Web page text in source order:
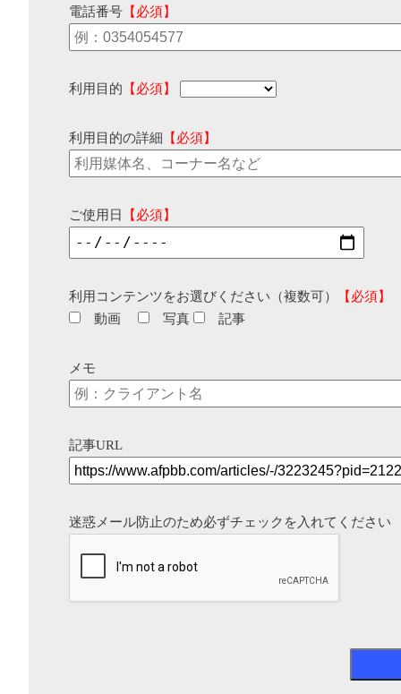
電話番号 【必須】
利用目的 【必須】
利用目的の詳細 【必須】
ご使用日 【必須】
利用コンテンツをお選びください（複数可）
【必須】
動画
写真 記事
メモ
記事URL
迷惑メール防止のため必ずチェックを入れてください